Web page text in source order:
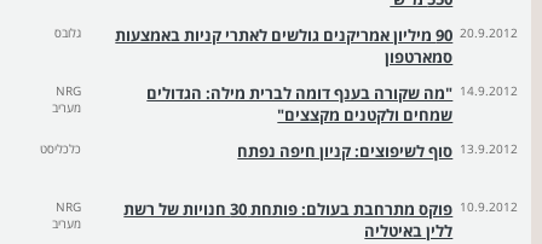
20.9.2012
90 מיליון אמריקנים גולשים לאתרי קניות באמצעות
סמארטפון
גלובס
14.9.2012 "מה שקורה בענף דומה לברית מילה: הגדולים
שמחים ולקטנים מקצצים"
NRG
מעריב
13.9.2012 סוף לשיפוצים: קניון חיפה נפתח כלכליסט
10.9.2012
פוקס מתרחבת בעולם: פותחת 30 חנויות של רשת
ללין באיטליה
NRG
מעריב